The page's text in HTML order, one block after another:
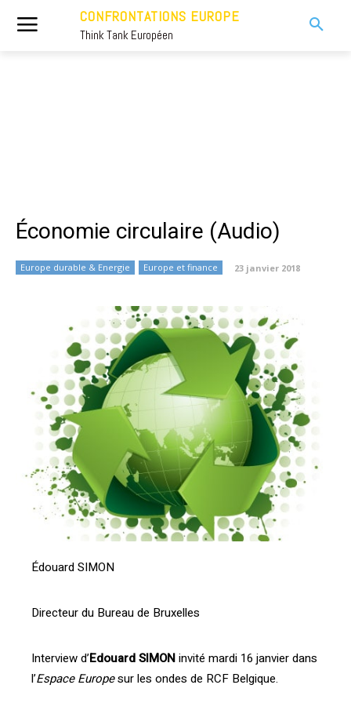
CONFRONTATIONS EUROPE
Think Tank Européen
Économie circulaire (Audio)
Europe durable & Energie Europe et finance 23 janvier 2018
Édouard SIMON
Directeur du Bureau de Bruxelles
Interview d’Edouard SIMONinvité mardi 16 janvier dans
l’Espace Europesur les ondes de RCF Belgique.